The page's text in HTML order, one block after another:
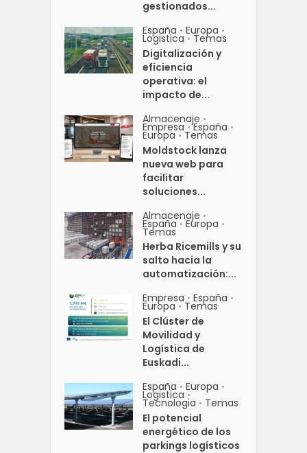
gestionados...
España • Europa •
Logistica • Temas
Digitalización y
eficiencia
operativa: el
impacto de...
Almacenaje •
Empresa • España •
Europa • Temas
Moldstock lanza
nueva web para
facilitar
soluciones...
Almacenaje •
España • Europa •
Temas
Herba Ricemills y su
salto hacia la
automatización:...
Empresa • España •
Europa • Temas
El Clúster de
Movilidad y
Logística de
Euskadi...
España • Europa •
Logistica •
Tecnologia • Temas
El potencial
energético de los
parkings logísticos